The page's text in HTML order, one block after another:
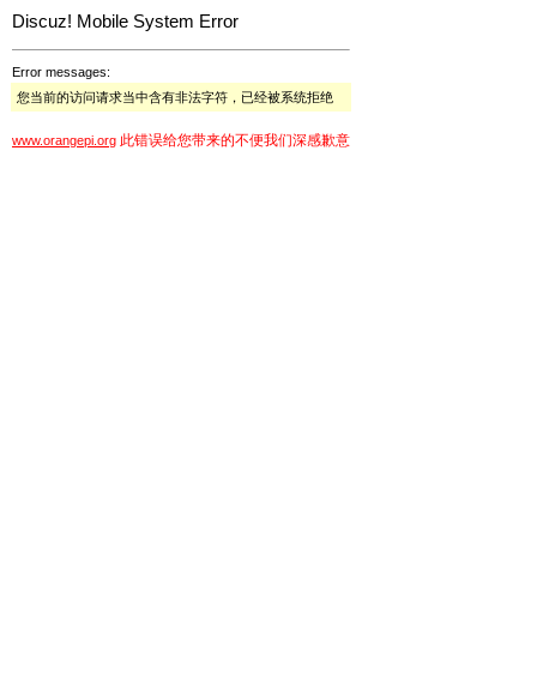
Discuz! Mobile System Error
Error messages:
您当前的访问请求当中含有非法字符，已经被系统拒绝
www.orangepi.org 此错误给您带来的不便我们深感歉意